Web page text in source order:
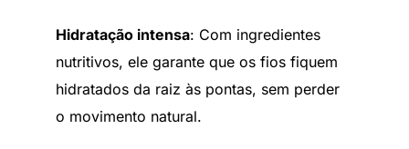
Hidratação intensa: Com ingredientes
nutritivos, ele garante que os fios fiquem
hidratados da raiz às pontas, sem perder
o movimento natural.